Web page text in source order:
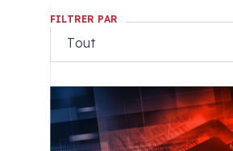
Tout
FILTRER PAR